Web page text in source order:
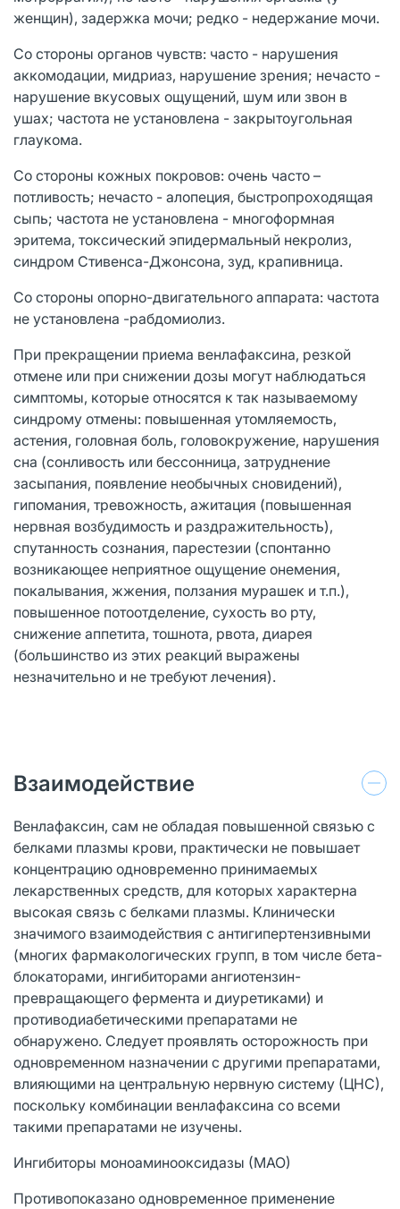
женщин), задержка мочи; редко - недержание мочи.
Со стороны органов чувств: часто - нарушения
аккомодации, мидриаз, нарушение зрения; нечасто -
нарушение вкусовых ощущений, шум или звон в
ушах; частота не установлена - закрытоугольная
глаукома.
Со стороны кожных покровов: очень часто –
потливость; нечасто - алопеция, быстропроходящая
сыпь; частота не установлена - многоформная
эритема, токсический эпидермальный некролиз,
синдром Стивенса-Джонсона, зуд, крапивница.
Со стороны опорно-двигательного аппарата: частота
не установлена -рабдомиолиз.
При прекращении приема венлафаксина, резкой
отмене или при снижении дозы могут наблюдаться
симптомы, которые относятся к так называемому
синдрому отмены: повышенная утомляемость,
астения, головная боль, головокружение, нарушения
сна (сонливость или бессонница, затруднение
засыпания, появление необычных сновидений),
гипомания, тревожность, ажитация (повышенная
нервная возбудимость и раздражительность),
спутанность сознания, парестезии (спонтанно
возникающее неприятное ощущение онемения,
покалывания, жжения, ползания мурашек и т.п.),
повышенное потоотделение, сухость во рту,
снижение аппетита, тошнота, рвота, диарея
(большинство из этих реакций выражены
незначительно и не требуют лечения).
Взаимодействие
Венлафаксин, сам не обладая повышенной связью с
белками плазмы крови, практически не повышает
концентрацию одновременно принимаемых
лекарственных средств, для которых характерна
высокая связь с белками плазмы. Клинически
значимого взаимодействия с антигипертензивными
(многих фармакологических групп, в том числе бета-
блокаторами, ингибиторами ангиотензин-
превращающего фермента и диуретиками) и
противодиабетическими препаратами не
обнаружено. Следует проявлять осторожность при
одновременном назначении с другими препаратами,
влияющими на центральную нервную систему (ЦНС),
поскольку комбинации венлафаксина со всеми
такими препаратами не изучены.
Ингибиторы моноаминооксидазы (МАО)
Противопоказано одновременное применение